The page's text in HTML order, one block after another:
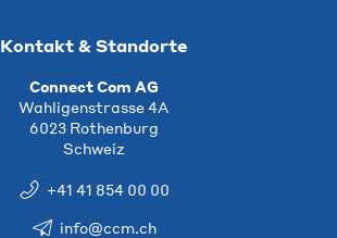
Kontakt & Standorte
Connect Com AG
Wahligenstrasse 4A
6023 Rothenburg
Schweiz
+41 41 854 00 00
info@ccm.ch